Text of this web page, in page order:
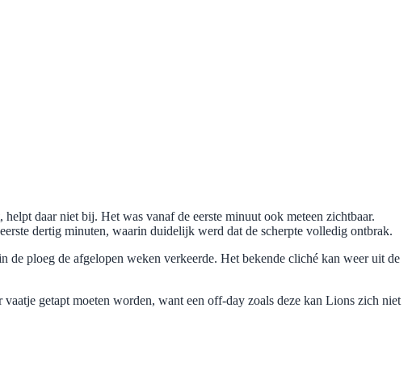
daar niet bij. Het was vanaf de eerste minuut ook meteen zichtbaar.
dertig minuten, waarin duidelijk werd dat de scherpte volledig ontbrak.
ploeg de afgelopen weken verkeerde. Het bekende cliché kan weer uit de
getapt moeten worden, want een off-day zoals deze kan Lions zich niet